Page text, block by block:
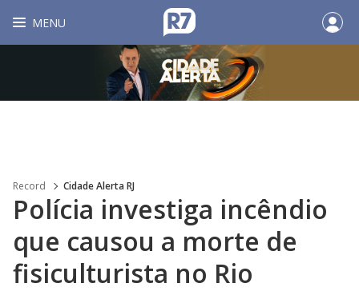
MENU
Record Cidade Alerta RJ
Polícia investiga incêndio
que causou a morte de
fisiculturista no Rio